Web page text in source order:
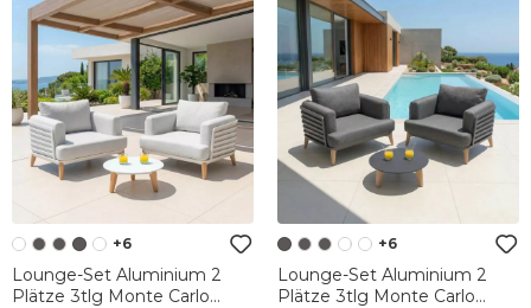
+6
Lounge-Set Aluminium 2
Plätze 3tlg Monte Carlo
+6
Lounge-Set Aluminium 2
Plätze 3tlg Monte Carlo